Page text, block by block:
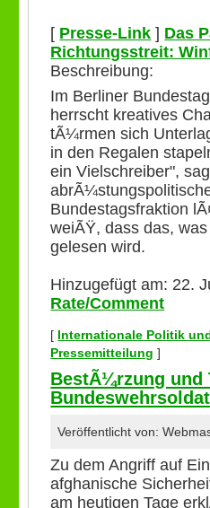
[ Presse-Link ] Das
Richtungsstreit:
Beschreibung:
Im Berliner
herrscht kreatives
tÃ¼rmen sich
in den Regalen
ein Vielschreiber",
Bundestagsfraktion
weiÃŸ, dass das,
gelesen wird.
Hinzugefügt am: 22.
Rate/Comment
[ Internationale Politik
Pressemitteilung ]
BestÃ¼rzung und
Veröffentlicht von:
Zu dem Angriff auf
afghanische
am heutigen Tage